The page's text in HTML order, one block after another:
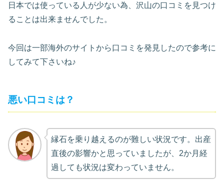
日本では使っている人が少ない為、沢山の口コミを見つけ
ることは出来ませんでした。
今回は一部海外のサイトから口コミを発見したので参考に
してみて下さいね♪
悪い口コミは？
縁石を乗り越えるのが難しい状況です。出産
直後の影響かと思っていましたが、2か月経
過しても状況は変わっていません。